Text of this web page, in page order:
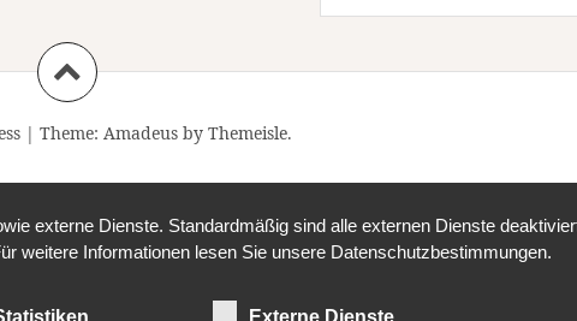
| Theme: Amadeus by Themeisle.
externe Dienste. Standardmäßig sind alle externen Dienste
weitere Informationen lesen Sie unsere Datenschutzbestimmungen.